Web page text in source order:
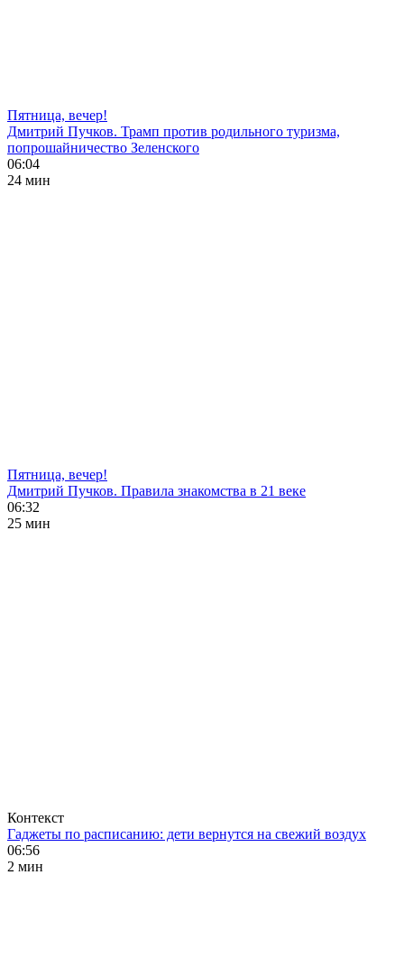
Пятница, вечер!
Дмитрий Пучков. Трамп против родильного туризма,
попрошайничество Зеленского
06:04
24 мин
Пятница, вечер!
Дмитрий Пучков. Правила знакомства в 21 веке
06:32
25 мин
Контекст
Гаджеты по расписанию: дети вернутся на свежий воздух
06:56
2 мин